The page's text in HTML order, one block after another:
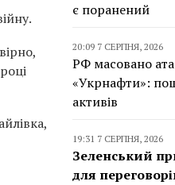
є поранений
20:09 7 СЕРПНЯ, 2026
РФ масовано
«Укрнафти»:
активів
19:31 7 СЕРПНЯ, 2026
Зеленський
для